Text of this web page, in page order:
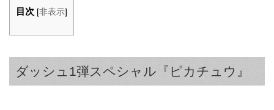
目次 [非表示]
ダッシュ1弾スペシャル『ピカチュウ』